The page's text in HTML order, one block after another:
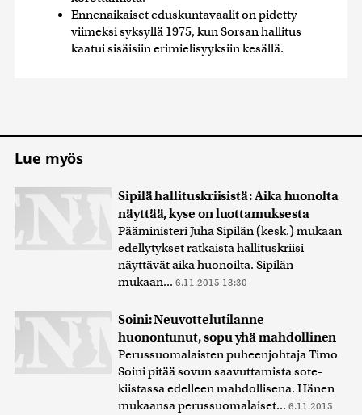
Ennenaikaiset eduskuntavaalit on pidetty
viimeksi syksyllä 1975, kun Sorsan hallitus
kaatui sisäisiin erimielisyyksiin kesällä.
Lue myös
Sipilä hallituskriisistä: Aika huonolta
näyttää, kyse on luottamuksesta
Pääministeri Juha Sipilän (kesk.) mukaan
edellytykset ratkaista hallituskriisi
näyttävät aika huonoilta. Sipilän
mukaan... 6.11.2015 13:30
Soini: Neuvottelutilanne
huonontunut, sopu yhä mahdollinen
Perussuomalaisten puheenjohtaja Timo
Soini pitää sovun saavuttamista sote-
kiistassa edelleen mahdollisena. Hänen
mukaansa perussuomalaiset... 6.11.2015